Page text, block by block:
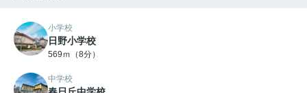
小学校
日野小学校
569ｍ（8分）
中学校